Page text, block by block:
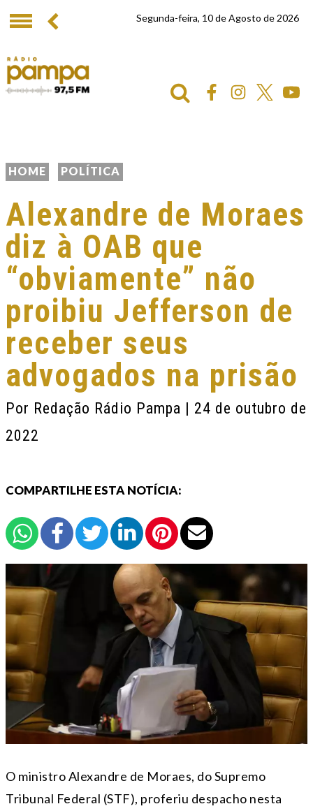
Segunda-feira, 10 de Agosto de 2026
HOME POLÍTICA
Alexandre de Moraes
diz à OAB que
“obviamente” não
proibiu Jefferson de
receber seus
advogados na prisão
Por Redação Rádio Pampa | 24 de outubro de
2022
COMPARTILHE ESTA NOTÍCIA:
O ministro Alexandre de Moraes, do Supremo
Tribunal Federal (STF), proferiu despacho nesta